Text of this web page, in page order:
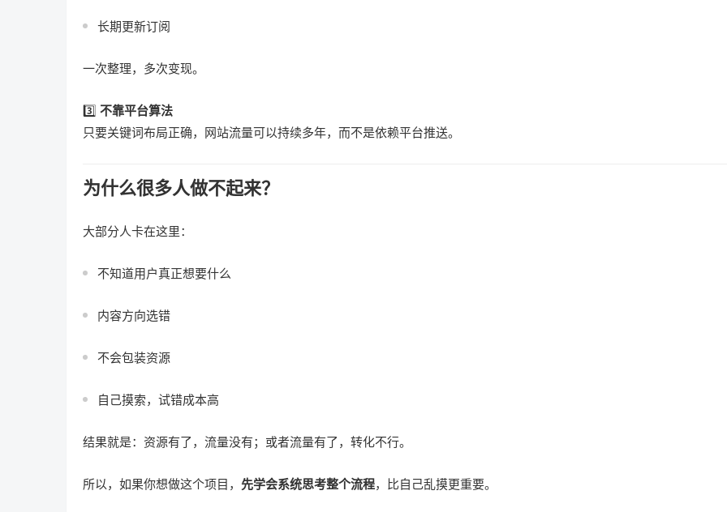
长期更新订阅
一次整理，多次变现。
3️⃣ 不靠平台算法
只要关键词布局正确，网站流量可以持续多年，而不是依赖平台推送。
为什么很多人做不起来？
大部分人卡在这里：
不知道用户真正想要什么
内容方向选错
不会包装资源
自己摸索，试错成本高
结果就是：资源有了，流量没有；或者流量有了，转化不行。
所以，如果你想做这个项目， 先学会系统思考整个流程，比自己乱摸更重要。